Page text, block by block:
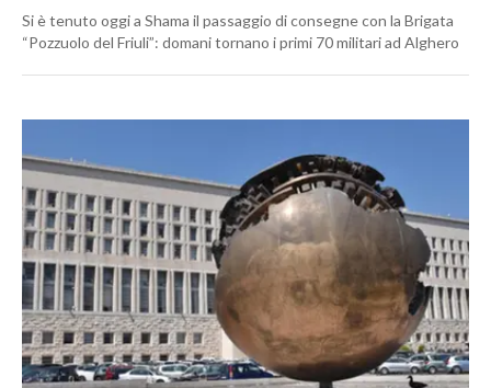
Si è tenuto oggi a Shama il passaggio di consegne con la Brigata
“Pozzuolo del Friuli”: domani tornano i primi 70 militari ad Alghero